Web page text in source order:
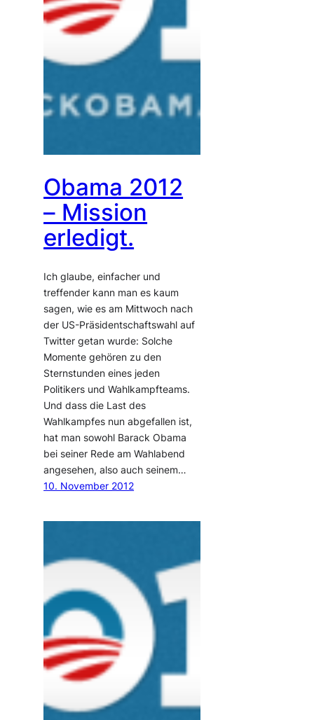
Obama 2012
– Mission
erledigt.
Ich glaube, einfacher und
treffender kann man es kaum
sagen, wie es am Mittwoch nach
der US-Präsidentschaftswahl auf
Twitter getan wurde: Solche
Momente gehören zu den
Sternstunden eines jeden
Politikers und Wahlkampfteams.
Und dass die Last des
Wahlkampfes nun abgefallen ist,
hat man sowohl Barack Obama
bei seiner Rede am Wahlabend
angesehen, also auch seinem…
10. November 2012